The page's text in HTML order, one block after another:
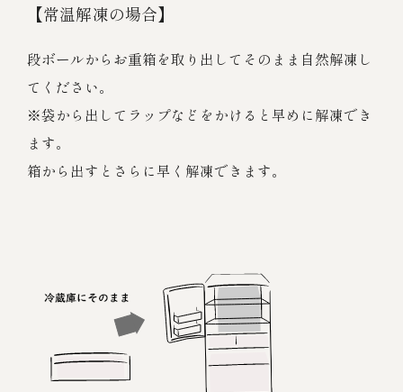
【常温解凍の場合】
段ボールからお重箱を取り出してそのまま自然解凍し
てください。
※袋から出してラップなどをかけると早めに解凍でき
ます。
箱から出すとさらに早く解凍できます。